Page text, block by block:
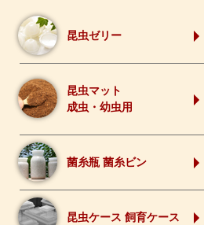
昆虫ゼリー
昆虫マット
成虫・幼虫用
菌糸瓶 菌糸ビン
昆虫ケース 飼育ケース